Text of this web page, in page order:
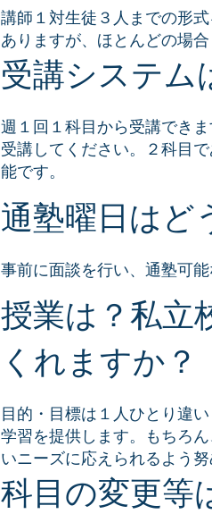
講師１対生徒３人までの形
ありますが、ほとんどの場合
受講システム
週１回１科目から受講でき
受講してください。２科目
能です。
通塾曜日はど
事前に面談を行い、通塾可
授業は？私立
くれますか？
目的・目標は１人ひとり違
学習を提供します。もちろ
いニーズに応えられるよう
科目の変更等